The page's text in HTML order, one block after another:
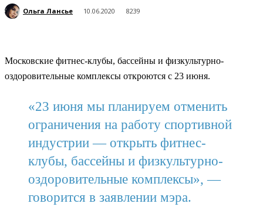
Ольга Лансье 10.06.2020 8239
Московские фитнес-клубы, бассейны и физкультурно-
оздоровительные комплексы откроются с 23 июня.
«23 июня мы планируем отменить
ограничения на работу спортивной
индустрии — открыть фитнес-
клубы, бассейны и физкультурно-
оздоровительные комплексы», —
говорится в заявлении мэра.